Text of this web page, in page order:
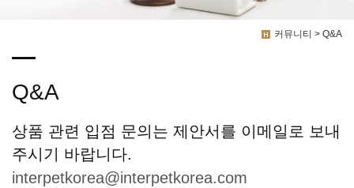
커뮤니티 > Q&A
Q&A
상품 관련 입점 문의는 제안서를 이메일로 보내
주시기 바랍니다.
interpetkorea@interpetkorea.com